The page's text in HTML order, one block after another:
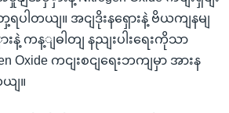
ပါတယျ။ အငျဒိုးနရှေားနဲ့ ဗိယကျနမျ
နဲ့ ကန့ျဓါတျ နညျးပါးရေးကိုသာ
Oxide ကငျးစငျရေးဘကျမှာ အားန
ျ။